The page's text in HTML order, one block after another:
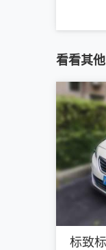
看看其他